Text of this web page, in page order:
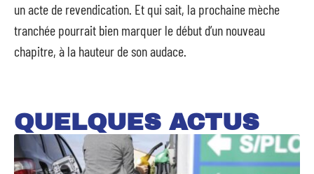
un acte de revendication. Et qui sait, la prochaine mèche
tranchée pourrait bien marquer le début d’un nouveau
chapitre, à la hauteur de son audace.
QUELQUES ACTUS